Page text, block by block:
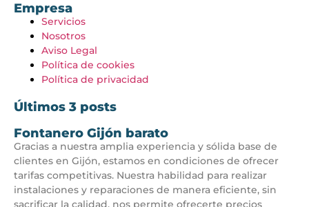
Empresa
Servicios
Nosotros
Aviso Legal
Política de cookies
Política de privacidad
Últimos 3 posts
Fontanero Gijón barato
Gracias a nuestra amplia experiencia y sólida base de
clientes en Gijón, estamos en condiciones de ofrecer
tarifas competitivas. Nuestra habilidad para realizar
instalaciones y reparaciones de manera eficiente, sin
sacrificar la calidad, nos permite ofrecerte precios